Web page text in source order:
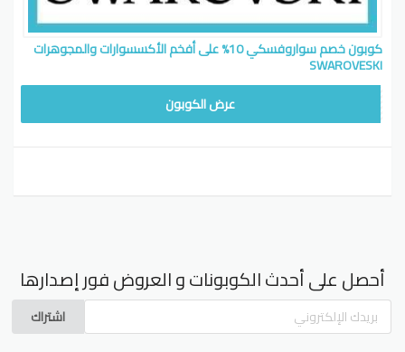
كوبون خصم سواروفسكي 10% على أفخم الأكسسوارات والمجوهرات
SWAROVESKI
عرض الكوبون
أحصل على أحدث الكوبونات و العروض فور إصدارها
اشتراك